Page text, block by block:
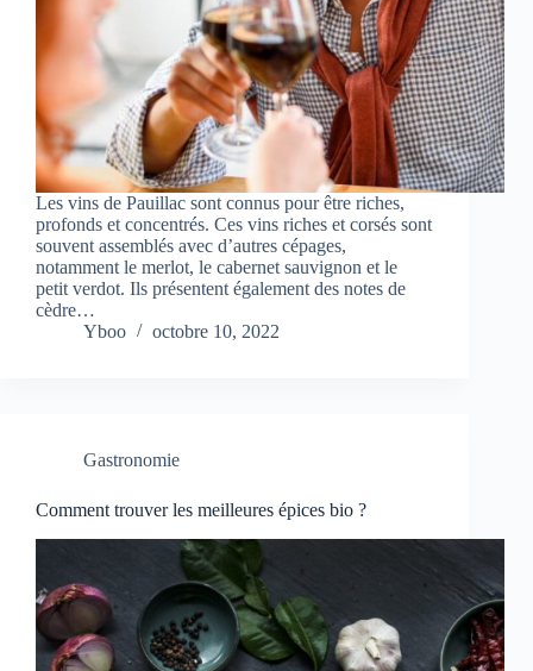
Les vins de Pauillac sont connus pour être riches,
profonds et concentrés. Ces vins riches et corsés sont
souvent assemblés avec d’autres cépages,
notamment le merlot, le cabernet sauvignon et le
petit verdot. Ils présentent également des notes de
cèdre…
Yboo
octobre 10, 2022
Gastronomie
Comment trouver les meilleures épices bio ?